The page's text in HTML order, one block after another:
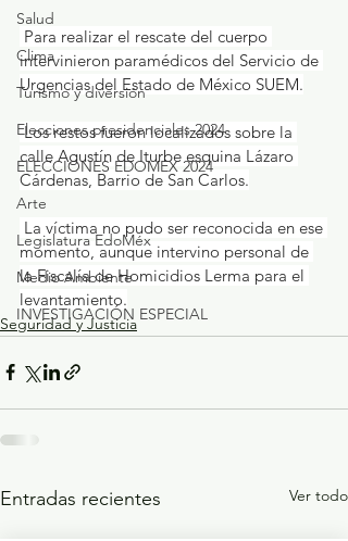
Salud
Clima
Turismo y diversión
Elecciones presidenciales 2024
ELECCIONES EDOMEX 2024
Arte
Legislatura EdoMéx
Medio Ambiente
INVESTIGACIÓN ESPECIAL
intervinieron paramédicos del Servicio de
Urgencias del Estado de México SUEM.
Los restos fueron localizados sobre la
calle Agustín de Iturbe esquina Lázaro
Cárdenas, Barrio de San Carlos.
momento, aunque intervino personal de
la Fiscalía de Homicidios Lerma para el
levantamiento.
Seguridad y Justicia
Entradas recientes Ver todo